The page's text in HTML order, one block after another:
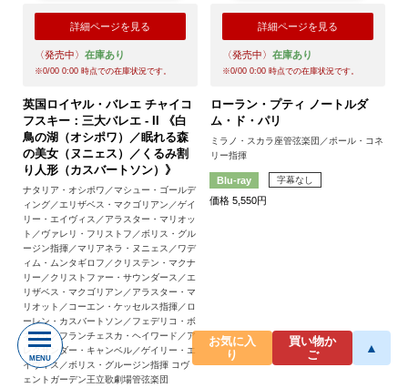
詳細ページを見る
〈発売中〉 在庫あり
※0/00 0:00時点での在庫状況です。
英国ロイヤル・バレエ チャイコ
フスキー：三大バレエ - II 《白
鳥の湖（オシポワ）／眠れる森
の美女（ヌニェス）／くるみ割
り人形（カスバートソン）》
ナタリア・オシポワ／マシュー・ゴールデ
ィング／エリザベス・マクゴリアン／ゲイ
リー・エイヴィス／アラスター・マリオッ
ト／ヴァレリ・フリストフ／ボリス・グル
ージン指揮／マリアネラ・ヌニェス／ワデ
ィム・ムンタギロフ／クリステン・マクナ
リー／クリストファー・サウンダース／エ
リザベス・マクゴリアン／アラスター・マ
リオット／コーエン・ケッセルス指揮／ロ
ーレン・カスバートソン／フェデリコ・ボ
ネッリ／フランチェスカ・ヘイワード／ア
レクサンダー・キャンベル／ゲイリー・エ
イヴィス／ボリス・グルージン指揮 コヴ
ェントガーデン王立歌劇場管弦楽団
詳細ページを見る
〈発売中〉 在庫あり
※0/00 0:00時点での在庫状況です。
ローラン・プティ ノートルダ
ム・ド・パリ
ミラノ・スカラ座管弦楽団／ポール・コネ
リー指揮
Blu-ray 字幕なし
価格 5,550円
MENU
お気に入
り
買い物か
ご
▲